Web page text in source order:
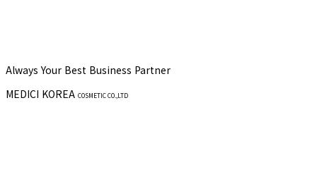
Always Your Best Business Partner
MEDICI KOREA COSMETIC CO.,LTD